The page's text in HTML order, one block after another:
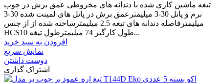
تیغه ماشین کاری شده با دندانه های مخروطی عمق برش در چوب
نرم و پانل 30-3 میلیمترعمق برش در پانل های لمینت شده 30-3
میلیمترفاصله دندانه های تیغه 2.5 میلیمترساخته شده از از جنس
HCSطول کارگیر 74 میلیمترطول تیغه 10...
افزودن به سبد خرید
نمایش سریع
دوست داشتن
اشتراک گذاری